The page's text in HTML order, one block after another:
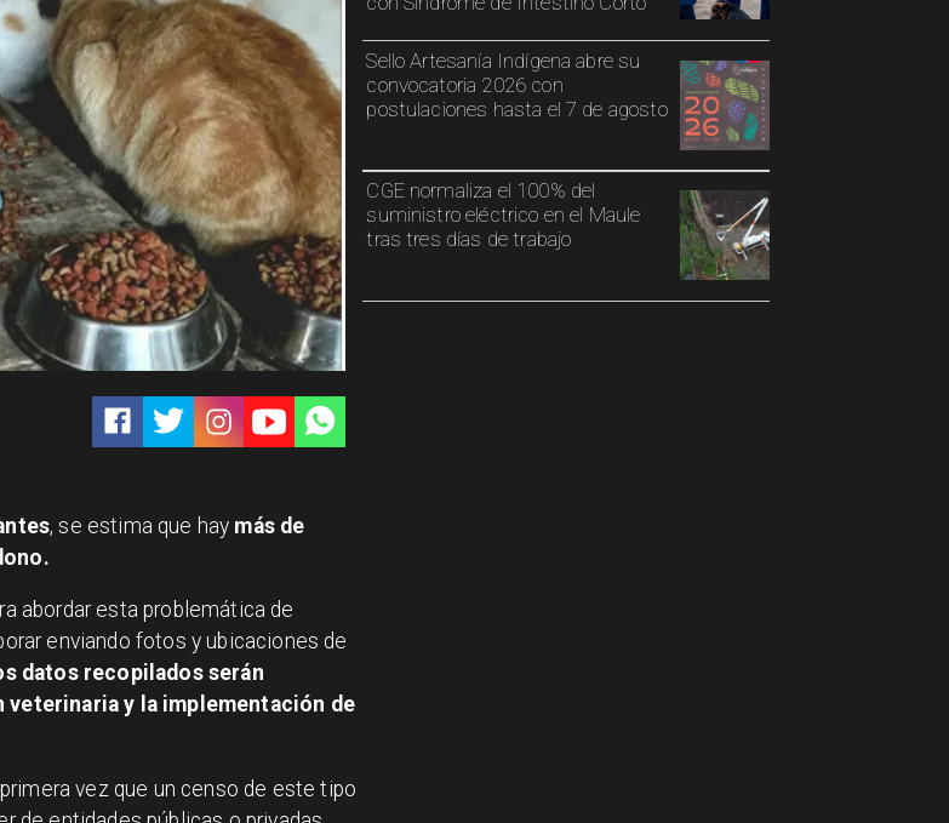
Sello Artesanía Indígena abre su
convocatoria 2026 con
postulaciones hasta el 7 de agosto
CGE normaliza el 100% del
suministro eléctrico en el Maule
tras tres días de trabajo
, se estima que hay más de
abordar esta problemática de
enviando fotos y ubicaciones de
datos recopilados serán
y la implementación de
vez que un censo de este tipo